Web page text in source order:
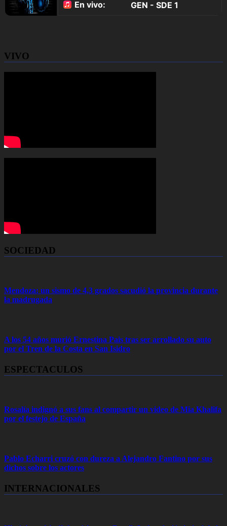
VIVO
SOCIEDAD
Mendoza: un sismo de 4,3 grados sacudió la provincia durante
la madrugada
A los 54 años murió Ernestina Pais tras ser arrollado su auto
por el Tren de la Costa en San Isidro
ESPECTACULOS
Rosalía indignó a sus fans al compartir un video de Mia Khalifa
por el festejo de España
Pablo Echarri cruzó con dureza a Alejandro Fantino por sus
dichos sobre los actores
INTERNACIONALES